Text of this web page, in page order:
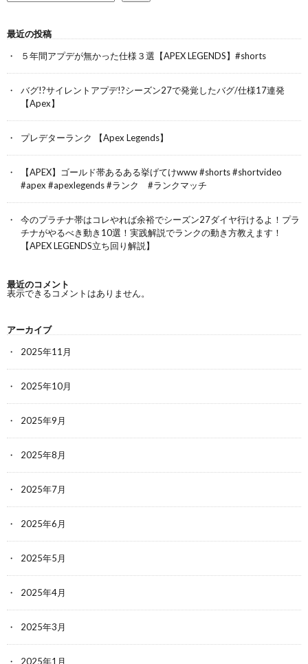
最近の投稿
５年間アプデが無かった仕様３選【APEX LEGENDS】#shorts
バグ!?サイレントアプデ!?シーズン27で発覚したバグ/仕様17連発
【Apex】
プレデターランク 【Apex Legends】
【APEX】ゴールド帯あるある挙げてけwww #shorts #shortvideo
#apex #apexlegends #ランク #ランクマッチ
今のプラチナ帯はコレやれば余裕でシーズン27ダイヤ行けるよ！プラ
チナがやるべき動き10選！実践解説でランクの動き方教えます！
【APEX LEGENDS立ち回り解説】
最近のコメント
表示できるコメントはありません。
アーカイブ
2025年11月
2025年10月
2025年9月
2025年8月
2025年7月
2025年6月
2025年5月
2025年4月
2025年3月
2025年1月